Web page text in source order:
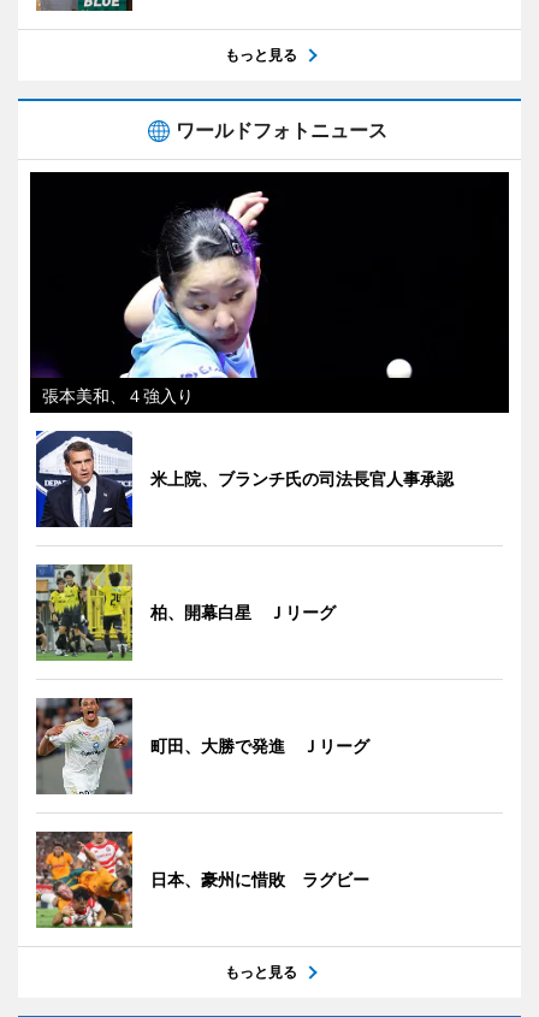
もっと見る
ワールドフォトニュース
張本美和、４強入り
米上院、ブランチ氏の司法長官人事承認
柏、開幕白星 Ｊリーグ
町田、大勝で発進 Ｊリーグ
日本、豪州に惜敗 ラグビー
もっと見る